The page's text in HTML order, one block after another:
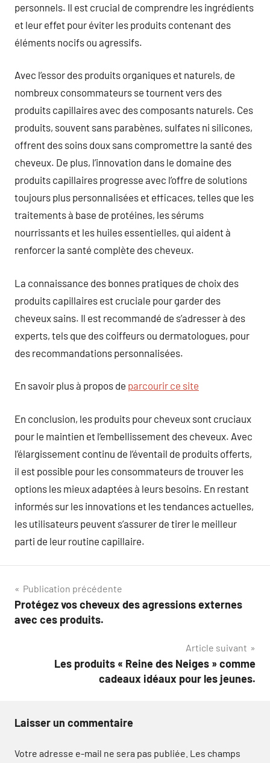
personnels. Il est crucial de comprendre les ingrédients
et leur effet pour éviter les produits contenant des
éléments nocifs ou agressifs.
Avec l’essor des produits organiques et naturels, de
nombreux consommateurs se tournent vers des
produits capillaires avec des composants naturels. Ces
produits, souvent sans parabènes, sulfates ni silicones,
offrent des soins doux sans compromettre la santé des
cheveux. De plus, l’innovation dans le domaine des
produits capillaires progresse avec l’offre de solutions
toujours plus personnalisées et efficaces, telles que les
traitements à base de protéines, les sérums
nourrissants et les huiles essentielles, qui aident à
renforcer la santé complète des cheveux.
La connaissance des bonnes pratiques de choix des
produits capillaires est cruciale pour garder des
cheveux sains. Il est recommandé de s’adresser à des
experts, tels que des coiffeurs ou dermatologues, pour
des recommandations personnalisées.
En savoir plus à propos de parcourir ce site
En conclusion, les produits pour cheveux sont cruciaux
pour le maintien et l’embellissement des cheveux. Avec
l’élargissement continu de l’éventail de produits offerts,
il est possible pour les consommateurs de trouver les
options les mieux adaptées à leurs besoins. En restant
informés sur les innovations et les tendances actuelles,
les utilisateurs peuvent s’assurer de tirer le meilleur
parti de leur routine capillaire.
Navigation
de
Publication précédente
Protégez vos cheveux des agressions externes
avec ces produits.
Article suivant
Les produits « Reine des Neiges » comme
cadeaux idéaux pour les jeunes.
Laisser un commentaire
Votre adresse e-mail ne sera pas publiée. Les champs